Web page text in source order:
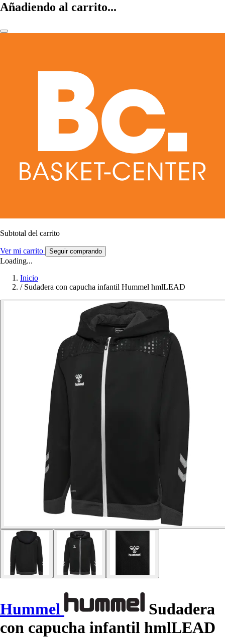
Añadiendo al carrito...
Subtotal del carrito
Ver mi carrito Seguir comprando
Loading...
Inicio
/ Sudadera con capucha infantil Hummel hmlLEAD
Hummel
Sudadera
con capucha infantil hmlLEAD